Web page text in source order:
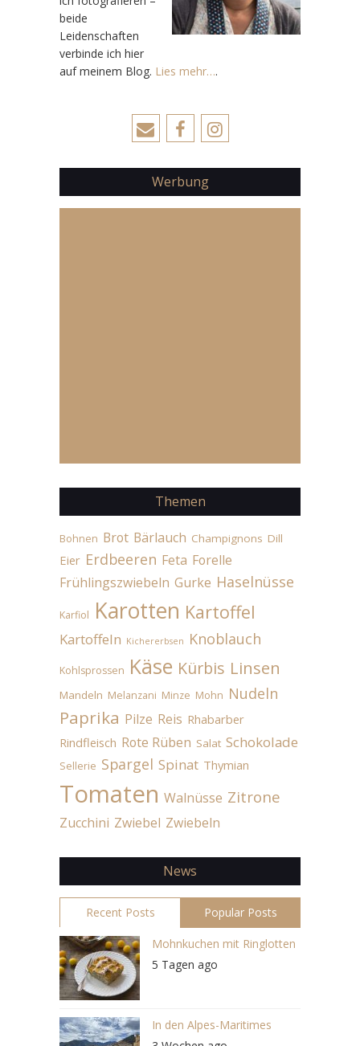
beide
Leidenschaften
verbinde ich hier
auf meinem Blog. Lies mehr….
Werbung
Themen
Bohnen Brot Bärlauch Champignons Dill
Eier Erdbeeren Feta Forelle
Frühlingszwiebeln Gurke Haselnüsse
Karfiol Karotten Kartoffel
Kartoffeln Kichererbsen Knoblauch
Kohlsprossen Käse Kürbis Linsen
Mandeln Melanzani Minze Mohn Nudeln
Paprika Pilze Reis Rhabarber
Rindfleisch Rote Rüben Salat Schokolade
Sellerie Spargel Spinat Thymian
Tomaten Walnüsse Zitrone
Zucchini Zwiebel Zwiebeln
News
Recent Posts Popular Posts
Mohnkuchen mit Ringlotten
5 Tagen ago
In den Alpes-Maritimes